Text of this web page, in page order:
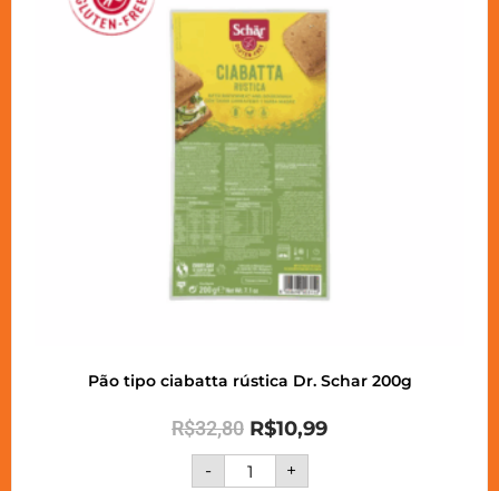
Pão tipo ciabatta rústica Dr. Schar 200g
R$32,80 R$10,99
- +